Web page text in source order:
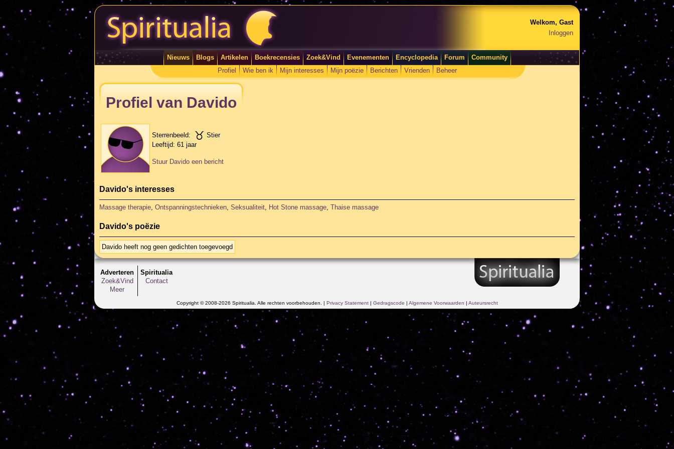
Welkom, Gast
Inloggen
Nieuws Blogs Artikelen Boekrecensies Zoek&Vind Evenementen Encyclopedia Forum
Community
Profiel
Wie ben ik Mijn interesses Mijn poëzie Berichten Vrienden Beheer
Profiel van Davido
Sterrenbeeld:
Stier
Leeftijd: 61 jaar
Stuur Davido een bericht
Davido's interesses
Massage therapie, Ontspanningstechnieken, Seksualiteit, Hot Stone massage, Thaise massage
Davido's poëzie
Davido heeft nog geen gedichten toegevoegd
Adverteren
Zoek&Vind
Meer
Spiritualia
Contact
Copyright © 2008-2026 Spiritualia. Alle rechten voorbehouden. | Privacy Statement| Gedragscode | Algemene Voorwaarden | Auteursrecht